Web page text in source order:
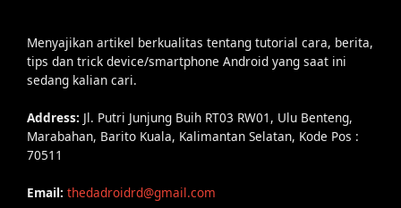
Menyajikan artikel berkualitas tentang tutorial cara, berita,
tips dan trick device/smartphone Android yang saat ini
sedang kalian cari.
Address: Jl. Putri Junjung Buih RT03 RW01, Ulu Benteng,
Marabahan, Barito Kuala, Kalimantan Selatan, Kode Pos :
70511
Email: thedadroidrd@gmail.com